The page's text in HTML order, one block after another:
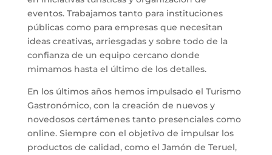
eventos. Trabajamos tanto para instituciones
públicas como para empresas que necesitan
ideas creativas, arriesgadas y sobre todo de la
confianza de un equipo cercano donde
mimamos hasta el último de los detalles.
En los últimos años hemos impulsado el Turismo
Gastronómico, con la creación de nuevos y
novedosos certámenes tanto presenciales como
online. Siempre con el objetivo de impulsar los
productos de calidad, como el Jamón de Teruel,